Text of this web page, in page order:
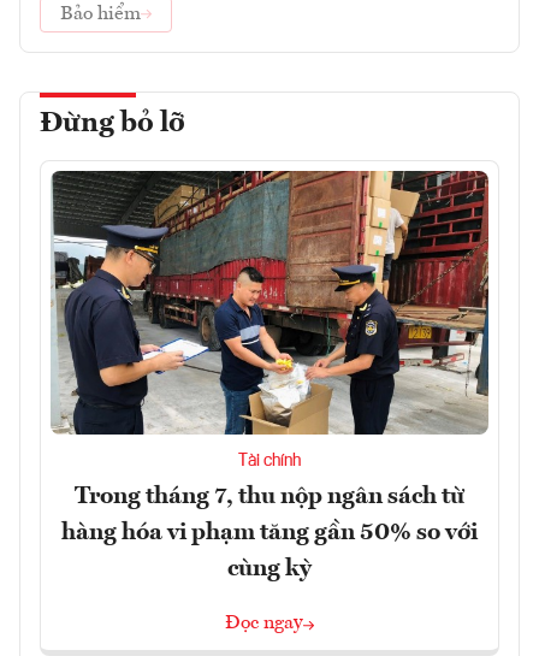
Bảo hiểm
Đừng bỏ lỡ
Tài chính
Trong tháng 7, thu nộp ngân sách từ
hàng hóa vi phạm tăng gần 50% so với
cùng kỳ
Đọc ngay